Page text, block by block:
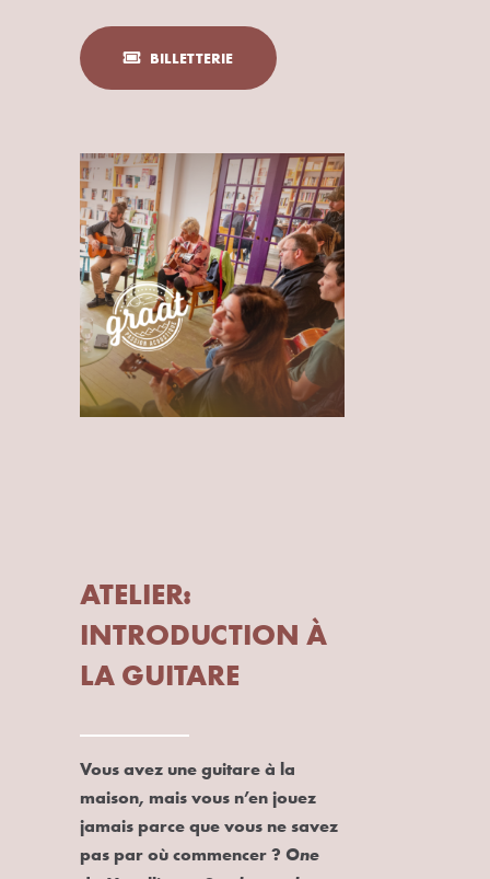
BILLETTERIE
ATELIER:
INTRODUCTION À
LA GUITARE
Vous avez une guitare à la
maison, mais vous n’en jouez
jamais parce que vous ne savez
pas par où commencer ?One